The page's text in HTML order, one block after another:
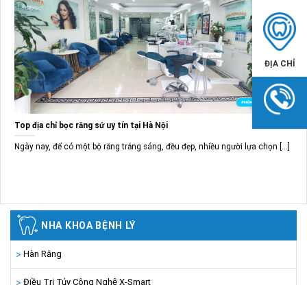
NHA KHOA BỆNH LÝ
Hàn Răng
Điều Trị Tủy Công Nghệ X-Smart
Top địa chỉ bọc răng sứ uy tín tại Hà Nội
Ngày nay, để có một bộ răng trắng sáng, đều đẹp, nhiều người lựa chọn [...]
ĐỊA CHỈ